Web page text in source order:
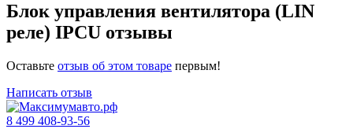
Блок управления вентилятора (LIN
реле) IPCU отзывы
Оставьте отзыв об этом товаре первым!
Написать отзыв
8 499 408-93-56